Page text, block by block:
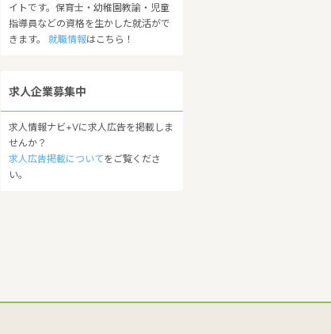
イトです。保育士・幼稚園教諭・児童
指導員などの資格を生かした就活がで
きます。 就職情報はこちら！
求人企業募集中
求人情報ナビ+Vに求人広告を掲載しま
せんか？
求人広告掲載についてをご覧くださ
い。